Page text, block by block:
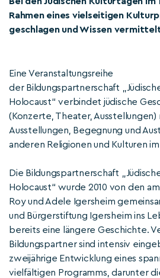
Rahmen eines vielseitigen
geschlagen und Wissen
Eine Veranstaltungsreihe
der Bildungspartnerschaft
Holocaust“ verbindet jüdische
(Konzerte, Theater, Ausstellungen)
Ausstellungen, Begegnung und
anderen Religionen und Kulturen
Die Bildungspartnerschaft
Holocaust“ wurde 2010 von den
Roy und Adele Igersheim
und Bürgerstiftung Igersheim ins
bereits eine längere Geschichte.
Bildungspartner sind intensiv
zweijährige Entwicklung eines
vielfältigen Programms, darunter